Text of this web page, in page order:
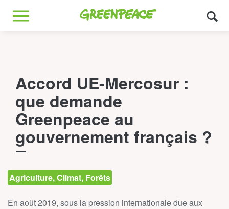
Greenpeace
MENU
Accord UE-Mercosur :
que demande
Greenpeace au
gouvernement français ?
Agriculture, Climat, Forêts
En août 2019, sous la pression internationale due aux